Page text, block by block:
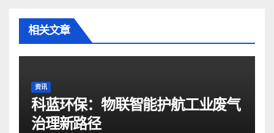
相关文章
资讯
科蓝环保：物联智能护航工业废气
治理新路径